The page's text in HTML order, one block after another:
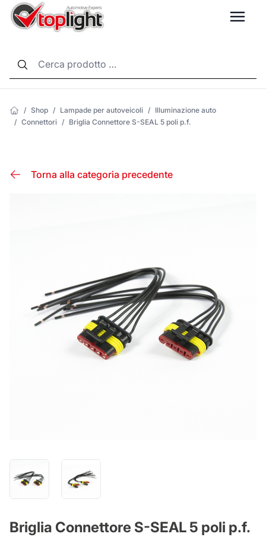
/ Shop / Lampade per autoveicoli / Illuminazione auto
/ Connettori / Briglia Connettore S-SEAL 5 poli p.f.
Torna alla categoria precedente
Briglia Connettore S-SEAL 5 poli p.f.